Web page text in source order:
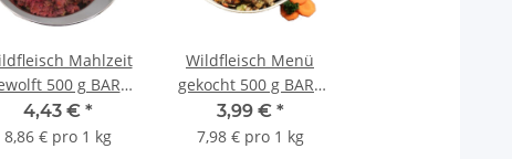
Mahlzeit
500 g BARF
Frostfutter
4,43 € *
8,86 € pro 1 kg
Wildfleisch Menü
gekocht 500 g BARF
Frostfutter
3,99 € *
7,98 € pro 1 kg